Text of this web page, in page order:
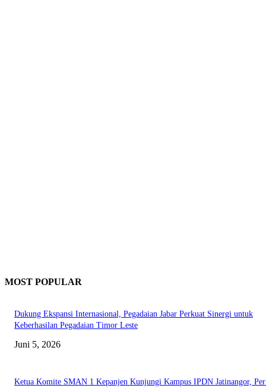
MOST POPULAR
Dukung Ekspansi Internasional, Pegadaian Jabar Perkuat Sinergi untuk
Keberhasilan Pegadaian Timor Leste
Juni 5, 2026
Ketua Komite SMAN 1 Kepanjen Kunjungi Kampus IPDN Jatinangor,